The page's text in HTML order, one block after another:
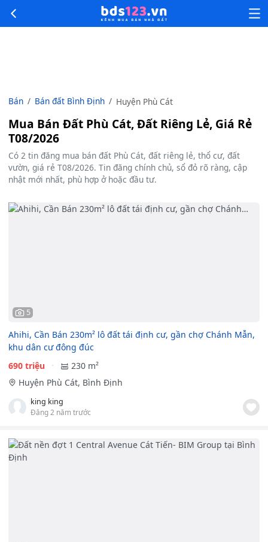
Bán Bán đất Bình Định Huyện Phù Cát
Mua Bán Đất Phù Cát, Đất Riêng Lẻ, Giá Rẻ
T08/2026
Có 2 tin đăng mua bán đất Phù Cát, đất riêng lẻ, thổ cư, đất
vườn, giá rẻ T08/2026. Tin đăng chính chủ, sổ đỏ rõ ràng, cập
nhật mới nhất, phù hợp ở hoặc đầu tư.
5
Ahihi, Cần Bán 230m² lô đất tái định cư, gần chợ Chánh Mẫn,
khu dân cư đông đúc
690 triệu
230 m²
Huyện Phù Cát, Bình Định
king king
Đăng 2 năm trước